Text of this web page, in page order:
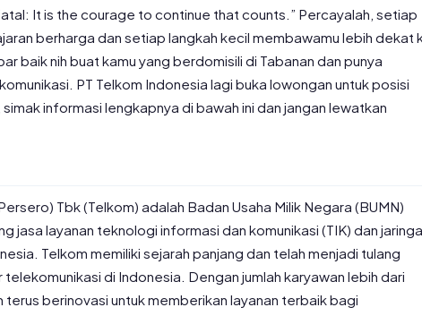
It is the courage to continue that counts.” Percayalah, setiap
berharga dan setiap langkah kecil membawamu lebih dekat
baik nih buat kamu yang berdomisili di Tabanan dan punya
PT Telkom Indonesia lagi buka lowongan untuk posisi
simak informasi lengkapnya di bawah ini dan jangan lewatkan
Tbk (Telkom) adalah Badan Usaha Milik Negara (BUMN)
jasa layanan teknologi informasi dan komunikasi (TIK) dan
Telkom memiliki sejarah panjang dan telah menjadi tulang
di Indonesia. Dengan jumlah karyawan lebih dari
berinovasi untuk memberikan layanan terbaik bagi